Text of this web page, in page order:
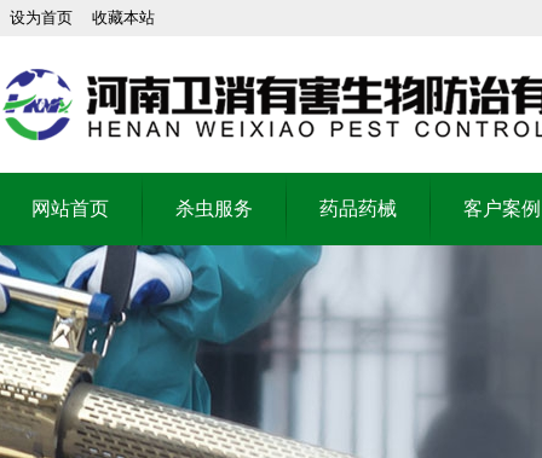
设为首页 收藏本站
网站首页 杀虫服务 药品药械 客户案例